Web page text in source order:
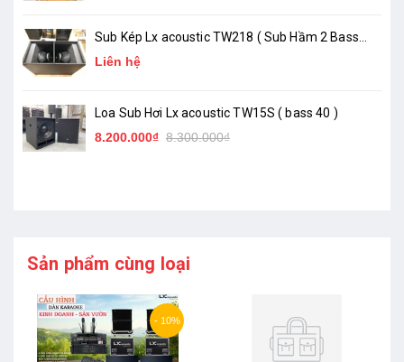
Sub Kép Lx acoustic TW218 ( Sub Hầm 2 Bass
50 )_ Chính Hãng
Liên hệ
Loa Sub Hơi Lx acoustic TW15S ( bass 40 )
8.200.000₫ 8.300.000₫
Sản phẩm cùng loại
- 10%